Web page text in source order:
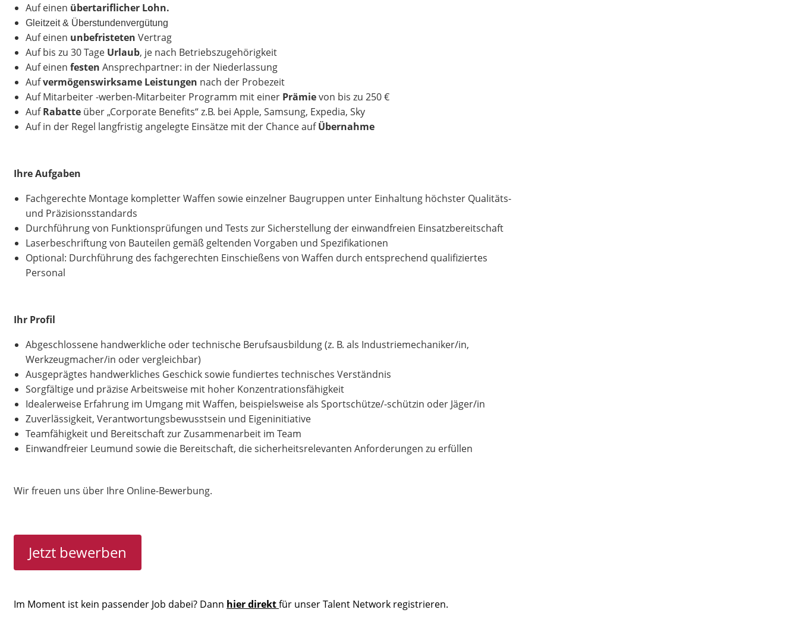
Auf einen übertariflicher Lohn.
Gleitzeit & Überstundenvergütung
Auf einen unbefristeten Vertrag
Auf bis zu 30 Tage Urlaub, je nach Betriebszugehörigkeit
Auf einen festen Ansprechpartner: in der Niederlassung
Aufvermögenswirksame Leistungen nach der Probezeit
Auf Mitarbeiter -werben-Mitarbeiter Programm mit einer Prämievon bis zu 250 €
AufRabatte über „Corporate Benefits“ z.B. bei Apple, Samsung, Expedia, Sky
Auf in der Regel langfristig angelegte Einsätze mit der Chance aufÜbernahme
Ihre Aufgaben
Fachgerechte Montage kompletter Waffen sowie einzelner Baugruppen unter Einhaltung höchster Qualitäts-
und Präzisionsstandards
Durchführung von Funktionsprüfungen und Tests zur Sicherstellung der einwandfreien Einsatzbereitschaft
Laserbeschriftung von Bauteilen gemäß geltenden Vorgaben und Spezifikationen
Optional: Durchführung des fachgerechten Einschießens von Waffen durch entsprechend qualifiziertes
Personal
Ihr Profil
Abgeschlossene handwerkliche oder technische Berufsausbildung (z. B. als Industriemechaniker/in,
Werkzeugmacher/in oder vergleichbar)
Ausgeprägtes handwerkliches Geschick sowie fundiertes technisches Verständnis
Sorgfältige und präzise Arbeitsweise mit hoher Konzentrationsfähigkeit
Idealerweise Erfahrung im Umgang mit Waffen, beispielsweise als Sportschütze/-schützin oder Jäger/in
Zuverlässigkeit, Verantwortungsbewusstsein und Eigeninitiative
Teamfähigkeit und Bereitschaft zur Zusammenarbeit im Team
Einwandfreier Leumund sowie die Bereitschaft, die sicherheitsrelevanten Anforderungen zu erfüllen
Wir freuen uns über Ihre Online-Bewerbung.
Jetzt bewerben
Im Moment ist kein passender Job dabei? Dann hier direktfür unser Talent Network registrieren.